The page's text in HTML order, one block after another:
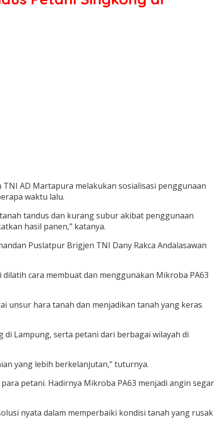
AD Martapura melakukan sosialisasi penggunaan
waktu lalu.
tandus dan kurang subur akibat penggunaan
hasil panen,” katanya.
Puslatpur Brigjen TNI Dany Rakca Andalasawan
cara membuat dan menggunakan Mikroba PA63
unsur hara tanah dan menjadikan tanah yang keras
Lampung, serta petani dari berbagai wilayah di
yang lebih berkelanjutan,” tuturnya.
petani. Hadirnya Mikroba PA63 menjadi angin segar
nyata dalam memperbaiki kondisi tanah yang rusak